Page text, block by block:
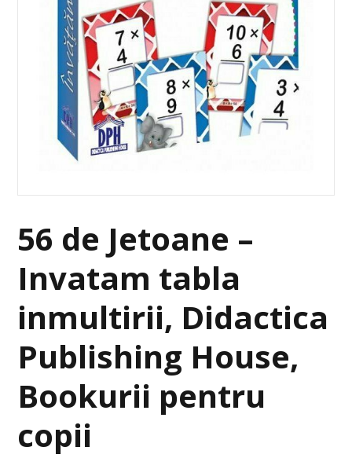
56 de Jetoane –
Invatam tabla
inmultirii, Didactica
Publishing House,
Bookurii pentru
copii